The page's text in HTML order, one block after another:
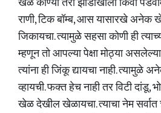
राणी, टिक बॉम्ब, आस यासारखे अनेक
जिकायचा. त्यामुळे सहसा कोणी ही
म्हणून तो आपल्या पेक्षा मोठ्या
त्यांना ही जिंकू द्यायचा नाही. त्यामुळे
व्हायची. फक्त हेच नाही तर विटी दांडू,
खेळ देखील खेळायचा. त्याचा नेम